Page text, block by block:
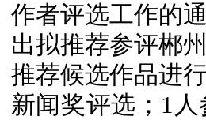
作者评选工作的
出拟推荐参评郴
推荐候选作品进
新闻奖评选；1